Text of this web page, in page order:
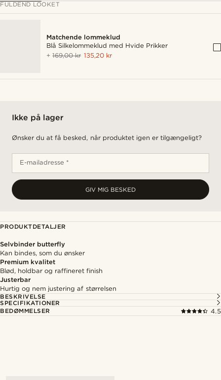
FULDEND LOOKET
Matchende lommeklud
Blå Silkelommeklud med Hvide Prikker
+169,00 kr 135,20 kr
Ikke på lager
Ønsker du at få besked, når produktet igen er tilgængeligt?
E-mailadresse *
GIV MIG BESKED
PRODUKTDETALJER
Selvbinder butterfly
Kan bindes, som du ønsker
Premium kvalitet
Blød, holdbar og raffineret finish
Justerbar
Hurtig og nem justering af størrelsen
BESKRIVELSE
SPECIFIKATIONER
BEDØMMELSER
4.5